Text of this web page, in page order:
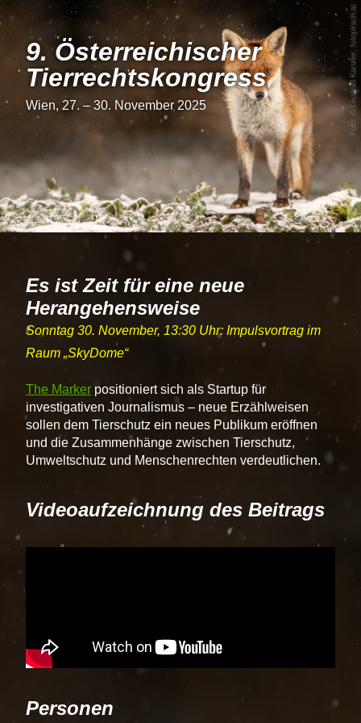
9. Österrei­chi­scher
Tier­rechts­kon­gress
Wien, 27. – 30. November 2025
Es ist Zeit für eine neue
Herangehensweise
Sonntag 30. November, 13:30 Uhr: Impulsvortrag im
Raum SkyDome
The Marker positioniert sich als Startup für
investigativen Journalismus – neue Erzählweisen
sollen dem Tierschutz ein neues Publikum eröffnen
und die Zusammenhänge zwischen Tierschutz,
Umweltschutz und Menschenrechten verdeutlichen.
Videoaufzeichnung des Beitrags
Personen